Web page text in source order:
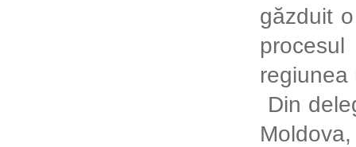
găzduit
regiunea
Din